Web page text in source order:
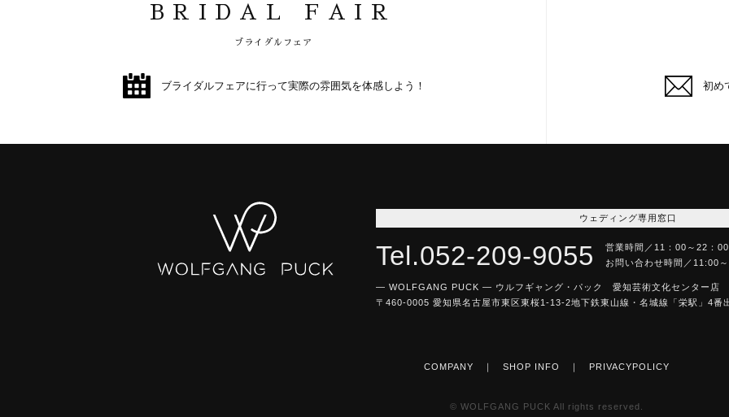
BRIDAL FAIR
ブライダルフェア
ブライダルフェアに行って実際の雰囲気を体感しよう！ 初め
ウェディング専用窓口
Tel.052-209-9055
営業時間／11：00～22：
お問い合わせ時間／11:00
― WOLFGANG PUCK ― ウルフギャング・パック 愛知芸術文化センター店
〒460-0005 愛知県名古屋市東区東桜1-13-2地下鉄東山線・名城線「栄駅」4番
COMPANY ｜ SHOP INFO ｜ PRIVACYPOLICY
© WOLFGANG PUCK All rights reserved.